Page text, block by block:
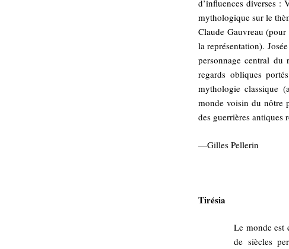
d’influences diverses :
mythologique sur le
Claude Gauvreau (pour
la représentation).
personnage central
regards obliques
mythologie classique
monde voisin du nôtre
des guerrières antiques
—Gilles Pellerin
Tirésia
Le monde est
de siècles